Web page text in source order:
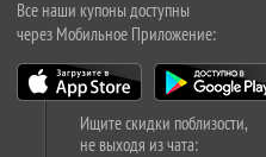
Все наши купоны доступны
через Мобильное Приложение:
Ищите скидки поблизости,
не выходя из чата: